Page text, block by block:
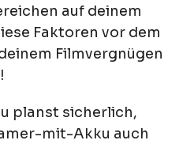
auf deinem
Faktoren vor dem
Filmvergnügen
planst sicherlich,
mit-Akku auch